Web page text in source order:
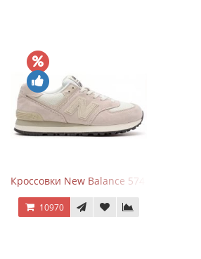
Кроссовки New Balance 574 Light Grey
10970